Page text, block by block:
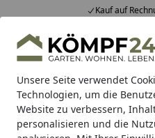
Unsere Seite verwendet
Technologien, um die
Website zu verbessern,
personalisieren und die
Kauf auf
Alle Produkte
Mein Konto
Suchen
Startseite
Vizio 4-Wege Armatur